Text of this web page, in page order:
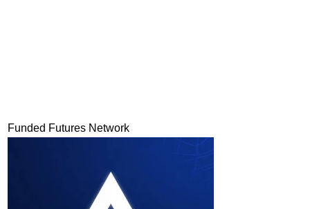
Funded Futures Network